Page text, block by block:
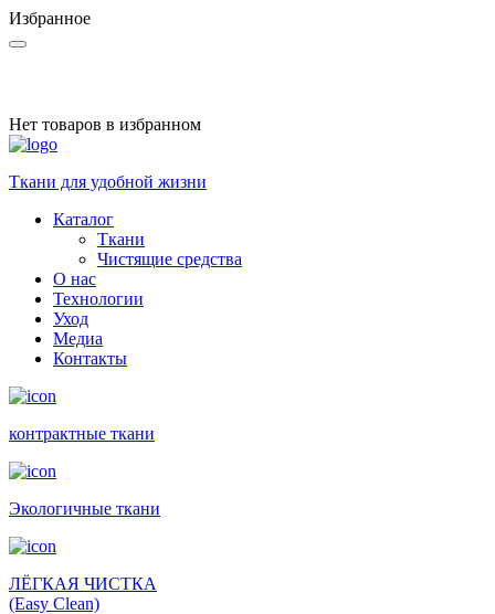
Избранное
Нет товаров в избранном
Ткани для удобной жизни
Каталог
Ткани
Чистящие средства
О нас
Технологии
Уход
Медиа
Контакты
контракт­ные ткани
Экологич­ные ткани
ЛЁГКАЯ ЧИСТКА
(Easy Clean)